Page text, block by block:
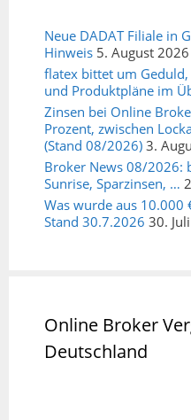
Neue DADAT Filiale in
Hinweis 5. August 2026
flatex bittet um
und Produktpläne im
Zinsen bei Online
Prozent, zwischen
(Stand 08/2026) 3.
Broker News 08/2026:
Sunrise, Sparzinsen, …
Was wurde aus 10.000
Stand 30.7.2026 30.
Online Broker
Deutschland